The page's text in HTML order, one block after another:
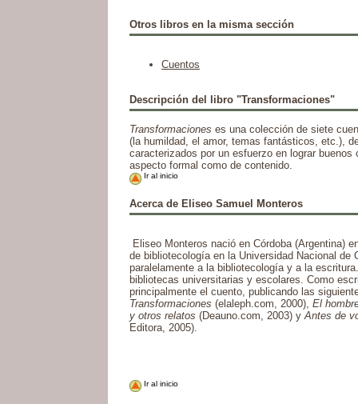
Otros libros en la misma sección
Cuentos
Descripción del libro "Transformaciones"
Transformaciones es una colección de siete
(la humildad, el amor, temas fantásticos, etc.),
caracterizados por un esfuerzo en lograr buenos
aspecto formal como de contenido.
Ir al inicio
Acerca de Eliseo Samuel Monteros
Eliseo Monteros nació en Córdoba (Argentina)
de bibliotecología en la Universidad Nacional de
paralelamente a la bibliotecología y a la
bibliotecas universitarias y escolares. Como
principalmente el cuento, publicando las
Transformaciones (elaleph.com, 2000), El
y otros relatos (Deauno.com, 2003) yAntes de
Editora, 2005).
Ir al inicio